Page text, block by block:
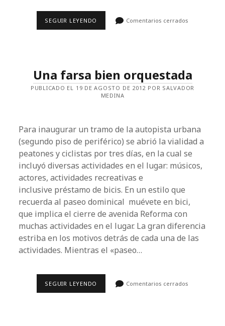
SEGUIR LEYENDO SUPERVÍA:Comentarios cerrados
Una farsa bien orquestada
PUBLICADO EL 19 DE AGOSTO DE 2012 POR SALVADOR
MEDINA
Para inaugurar un tramo de la autopista urbana
(segundo piso de periférico) se abrió la vialidad a
peatones y ciclistas por tres días, en la cual se
incluyó diversas actividades en el lugar: músicos,
actores, actividades recreativas e
inclusive préstamo de bicis. En un estilo que
recuerda al paseo dominical muévete en bici,
que implica el cierre de avenida Reforma con
muchas actividades en el lugar. La gran diferencia
estriba en los motivos detrás de cada una de las
actividades. Mientras el «paseo…
SEGUIR LEYENDO Comentarios cerrados